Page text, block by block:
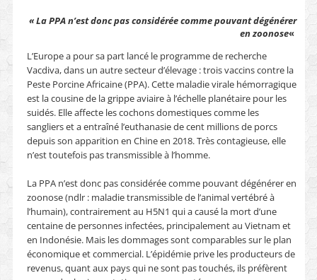
« La PPA n’est donc pas considérée comme pouvant dégénérer
en zoonose«
L’Europe a pour sa part lancé le programme de recherche
Vacdiva, dans un autre secteur d’élevage : trois vaccins contre la
Peste Porcine Africaine (PPA). Cette maladie virale hémorragique
est la cousine de la grippe aviaire à l’échelle planétaire pour les
suidés. Elle affecte les cochons domestiques comme les
sangliers et a entraîné l’euthanasie de cent millions de porcs
depuis son apparition en Chine en 2018. Très contagieuse, elle
n’est toutefois pas transmissible à l’homme.
La PPA n’est donc pas considérée comme pouvant dégénérer en
zoonose (ndlr : maladie transmissible de l’animal vertébré à
l’humain), contrairement au H5N1 qui a causé la mort d’une
centaine de personnes infectées, principalement au Vietnam et
en Indonésie. Mais les dommages sont comparables sur le plan
économique et commercial. L’épidémie prive les producteurs de
revenus, quant aux pays qui ne sont pas touchés, ils préfèrent